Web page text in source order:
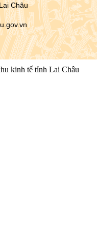
Châu
kinh tế tỉnh Lai Châu